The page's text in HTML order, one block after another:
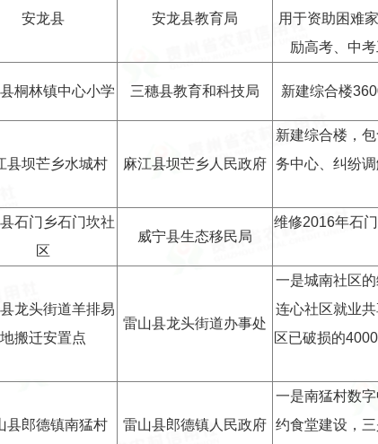
安龙县 安龙县教育局
用于资助困难
励高考、中
桐林镇中心小学 三穗县教育和科技局 新建综合楼
县坝芒乡水城村 麻江县坝芒乡人民政府
新建综合楼，
务中心、纠纷
石门乡石门坎社
区
威宁县生态移民局
维修2016年石
龙头街道羊排易
地搬迁安置点
雷山县龙头街道办事处
一是城南社区
连心社区就业
区已破损的
县郎德镇南猛村 雷山县郎德镇人民政府
一是南猛村数
约食堂建设，